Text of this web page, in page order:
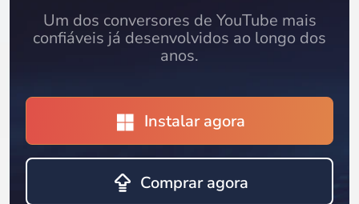
Um dos conversores de YouTube mais
confiáveis já desenvolvidos ao longo dos
anos.
Instalar agora
Comprar agora